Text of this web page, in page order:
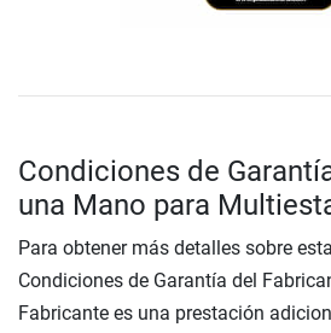
Condiciones de
una Mano para
Para obtener más detalles sobre
Condiciones de Garantía del
Fabricante es una prestación